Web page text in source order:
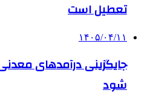
تعطیل است
۱۴۰۵/۰۴/۱۱
جایگزینی درآمدهای
شود